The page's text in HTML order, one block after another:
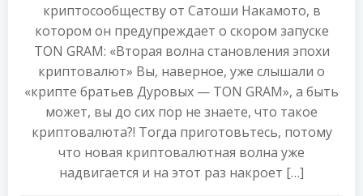
криптосообществу от Сатоши Накамото, в
котором он предупреждает о скором запуске
TON GRAM: «Вторая волна становления эпохи
криптовалют» Вы, наверное, уже слышали о
«крипте братьев Дуровых — TON GRAM», а быть
может, вы до сих пор не знаете, что такое
криптовалюта?! Тогда приготовьтесь, потому
что новая криптовалютная волна уже
надвигается и на этот раз накроет […]